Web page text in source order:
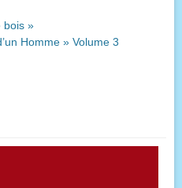
bois »
Homme » Volume 3